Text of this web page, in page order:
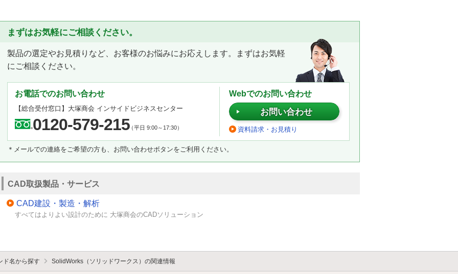
まずはお気軽にご相談ください。
製品の選定やお見積りなど、お客様のお悩みにお応えします。まずはお気軽
にご相談ください。
お電話でのお問い合わせ
【総合受付窓口】 大塚商会 インサイドビジネスセンター
0120-579-215（平日 9:00～17:30）
Webでのお問い合わせ
お問い合わせ
資料請求・お見積り
＊メールでの連絡をご希望の方も、お問い合わせボタンをご利用ください。
CAD取扱製品・サービス
CAD建設・製造・解析
すべてはよりよい設計のために 大塚商会のCADソリューション
ド名から探す SolidWorks（ソリッドワークス）の関連情報